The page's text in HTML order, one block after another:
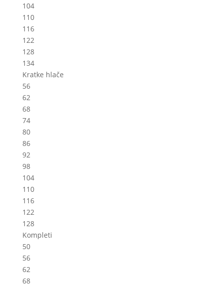
104
110
116
122
128
134
Kratke hlače
56
62
68
74
80
86
92
98
104
110
116
122
128
Kompleti
50
56
62
68